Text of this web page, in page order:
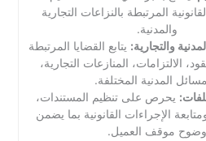
المرتبطة بالنزاعات التجارية
والمدنية.
والتجارية: يتابع القضايا المرتبطة
الالتزامات، المنازعات التجارية،
المدنية المختلفة.
يحرص على تنظيم المستندات،
الإجراءات القانونية بما يضمن
وضوح موقف العميل.